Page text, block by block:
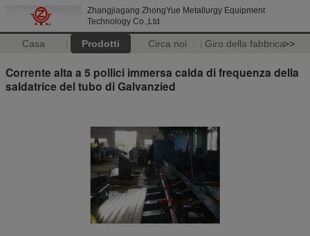
Zhangjiagang ZhongYue Metallurgy Equipment
Technology Co.,Ltd
Casa Prodotti Circa noi Giro della fabbrica>>
Corrente alta a 5 pollici immersa calda di frequenza della
saldatrice del tubo di Galvanzied